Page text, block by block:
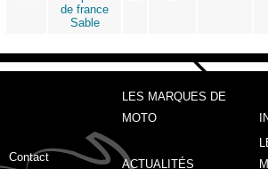
de france
Sable
Contact
LES MARQUES DE
MOTO
ACTUALITÉS